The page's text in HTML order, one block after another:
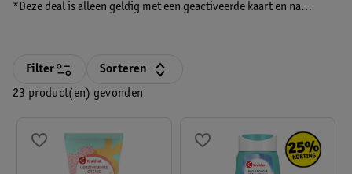
*Deze deal is alleen geldig met een geactiveerde kaart en na
23 product(en) gevonden
Filter Sorteren